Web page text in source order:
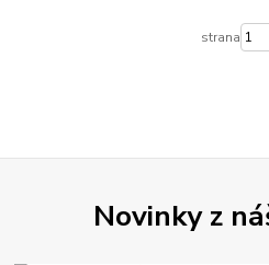
strana
Novinky z